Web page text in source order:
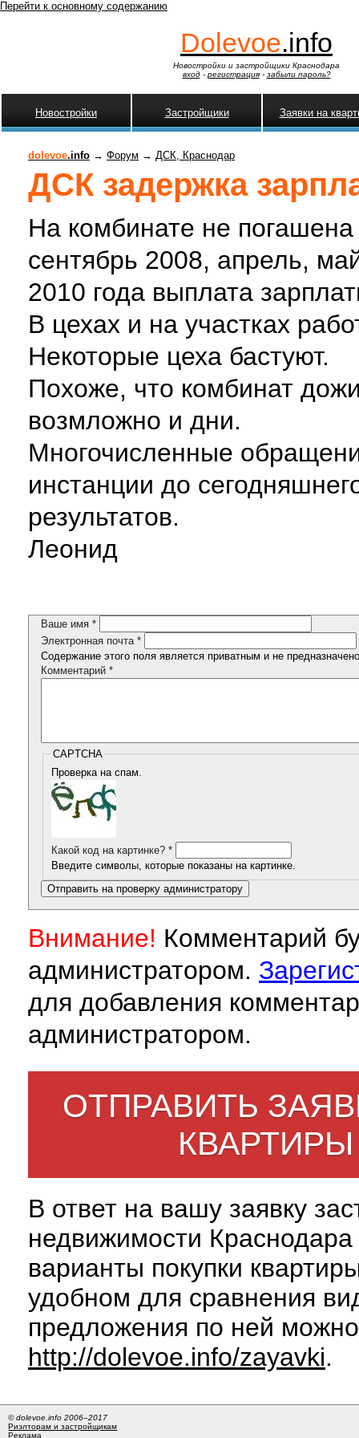
Перейти к основному содержанию
Dolevoe.info
Новостройки и застройщики Краснодара
вход- регистрация- забыли пароль?
Новостройки Застройщики Заявки на
dolevoe.info → Форум → ДСК, Краснодар
ДСК задержка
На комбинате не
сентябрь 2008, апрель,
2010 года выплата
В цехах и на участках
Некоторые цеха бастуют.
Похоже, что комбинат
возмложно и дни.
Многочисленные
инстанции до
результатов.
Леонид
Ваше имя *
Электронная почта *
Содержание этого поля является приватным и не
Комментарий *
CAPTCHA
Проверка на спам.
Какой код на картинке? *
Введите символы, которые показаны на картинке.
Внимание! Комментарий
администратором.
для добавления
администратором.
ОТПРАВИТЬ
В ответ на вашу заявку
недвижимости
варианты покупки
удобном для сравнения
предложения по ней
http://dolevoe.info/zayavki.
© dolevoe.info 2006–2017
Риэлторам и застройщикам
Реклама